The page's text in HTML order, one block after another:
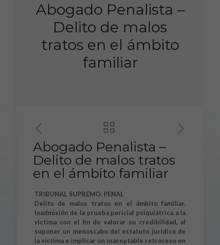
Abogado Penalista –
Delito de malos
tratos en el ámbito
familiar
Abogado Penalista –
Delito de malos tratos
en el ámbito familiar
TRIBUNAL SUPREMO. PENAL
Delito de malos tratos en el ámbito familiar.
Inadmisión de la prueba pericial psiquiátrica a la
víctima con el fin de valorar su credibilidad, al
suponer un menoscabo del estatuto jurídico de
la víctima e implicar un inaceptable retroceso en